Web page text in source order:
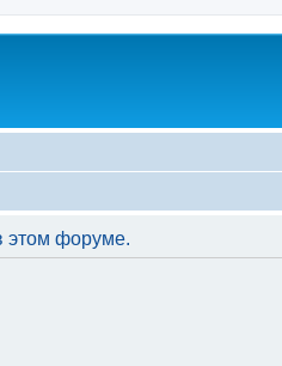
этом форуме.